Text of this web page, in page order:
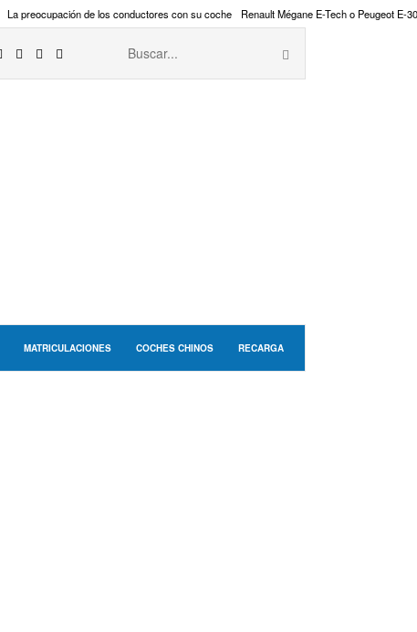
La preocupación de los conductores con su coche Renault Mégane E-Tech o Peugeot E-
MATRICULACIONES COCHES CHINOS RECARGA